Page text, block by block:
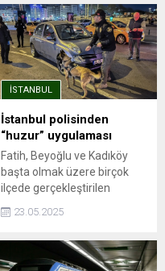
İSTANBUL
İstanbul polisinden
“huzur” uygulaması
Fatih, Beyoğlu ve Kadıköy
başta olmak üzere birçok
ilçede gerçekleştirilen
müdürlükleri, Asayiş, Özel
Denetleme şube
23.05.2025